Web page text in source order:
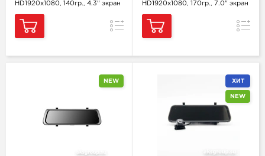
HD1920x1080, 140гр., 4.3" экран
Сравнение
HD1920x1080, 170гр., 7.0" экран
NEW ХИТ
NEW